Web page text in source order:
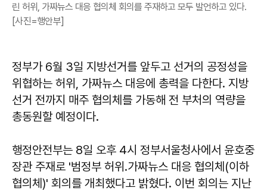
린 허위, 가짜뉴스 대응 협의체 회의를 주재하고 모두 발언하고 있다.
[사진=행안부]
정부가 6월 3일 지방선거를 앞두고 선거의 공정성을
위협하는 허위, 가짜뉴스 대응에 총력을 다한다. 지방
선거 전까지 매주 협의체를 가동해 전 부처의 역량을
총동원할 예정이다.
행정안전부는 8일 오후 4시 정부서울청사에서 윤호중
장관 주재로 '범정부 허위․가짜뉴스 대응 협의체(이하
협의체)' 회의를 개최했다고 밝혔다. 이번 회의는 지난